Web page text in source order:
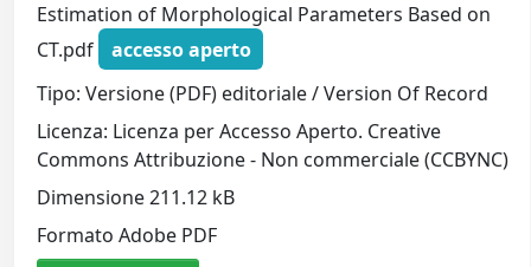
Estimation of Morphological Parameters Based on
CT.pdf
accesso aperto
Tipo: Versione (PDF) editoriale / Version Of Record
Licenza: Licenza per Accesso Aperto. Creative
Commons Attribuzione - Non commerciale (CCBYNC)
Dimensione 211.12 kB
Formato Adobe PDF